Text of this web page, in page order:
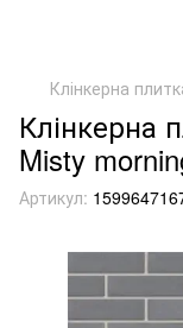
Клінкерна
Клінкерна
Misty
Артикул: